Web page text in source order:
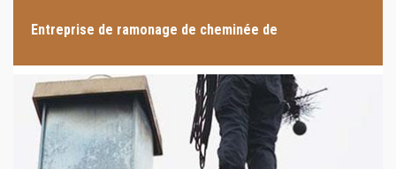
Entreprise de ramonage de cheminée de